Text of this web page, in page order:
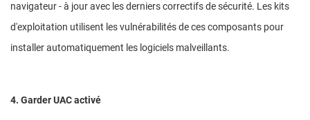
navigateur - à jour avec les derniers correctifs de sécurité. Les kits
d'exploitation utilisent les vulnérabilités de ces composants pour
installer automatiquement les logiciels malveillants.
4. Garder UAC activé